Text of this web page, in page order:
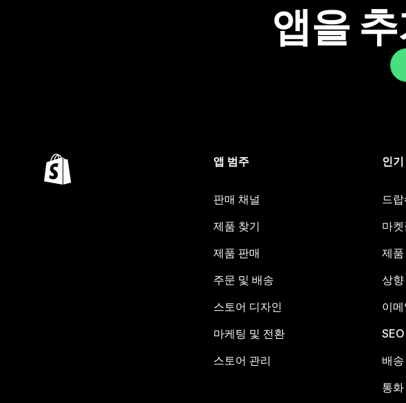
앱을
앱 범주
판매 채널
제품 찾기
제품 판매
주문 및 배송
스토어 디자인
마케팅 및 전환
스토어 관리
인
드
마
제
상
이
SEO
배송
통